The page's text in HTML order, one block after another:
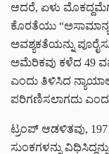
ಆದರೆ, ಏಳು
ಕೊರತೆಯು
ಅವಶ್ಯಕತೆಯನ್ನು
ಅಮೆರಿಕವು ಕಳೆದ 49
ಎಂದು ತಿಳಿಸಿದ
ಪರಿಗಣಿಸಲಾಗದು ಎಂದು
ಟ್ರಂಪ್ ಆಡಳಿತವು,
ಸುಂಕಗಳನ್ನು